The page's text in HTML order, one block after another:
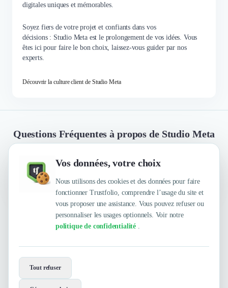
Vos données, votre choix
Nous utilisons des cookies et des données pour faire
fonctionner Trustfolio, comprendre l’usage du site et
vous proposer une assistance. Vous pouvez refuser ou
personnaliser les usages optionnels. Voir notre
politique de confidentialité .
Tout refuser
digitales uniques et mémorables.
Soyez fiers de votre projet et confiants dans vos
décisions : Studio Meta est le prolongement de vos idées. Vous
êtes ici pour faire le bon choix, laissez-vous guider par nos
experts.
Découvrir la culture client de Studio Meta
Questions Fréquentes à propos de Studio Meta
Quelles sont les principales qualités que leur
reconnaissent leurs clients ?
Trustfolio a authentifié les feedbacks suivants :